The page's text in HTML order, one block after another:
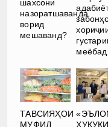
шахсони
назоратшаванда
ворид
мешаванд?
меёбад
ТАВСИЯҲОИ
МУФИД.
ҲУҚУҚИ